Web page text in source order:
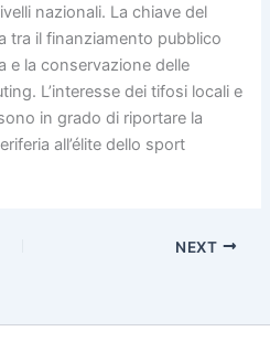
nazionali. La chiave del
tra il finanziamento pubblico
e la conservazione delle
L’interesse dei tifosi locali e
in grado di riportare la
all’élite dello sport
NEXT